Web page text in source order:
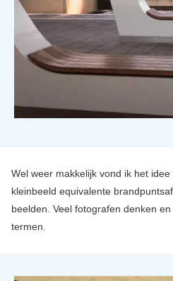
Wel weer makkelijk vond ik het
kleinbeeld equivalente
beelden. Veel fotografen denken
termen.